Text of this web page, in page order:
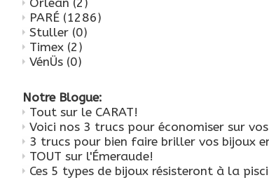
Orléan (2)
PARÉ (1286)
Stuller (0)
Timex (2)
VénÜs (0)
Notre Blogue:
Tout sur le CARAT!
Voici nos 3 trucs pour économiser sur
3 trucs pour bien faire briller vos bijoux
TOUT sur l'Émeraude!
Ces 5 types de bijoux résisteront à la